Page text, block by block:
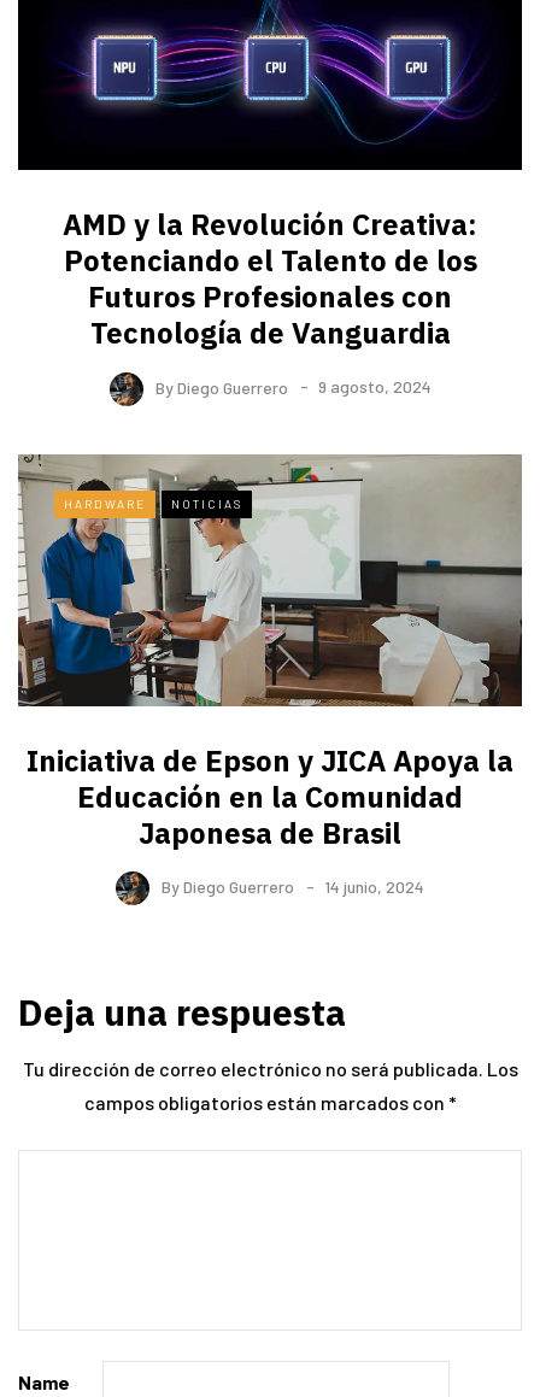
AMD y la Revolución Creativa:
Potenciando el Talento de los
Futuros Profesionales con
Tecnología de Vanguardia
ByDiego Guerrero 9 agosto, 2024
HARDWARE NOTICIAS
Iniciativa de Epson y JICA Apoya la
Educación en la Comunidad
Japonesa de Brasil
ByDiego Guerrero 14 junio, 2024
Deja una respuesta
Tu dirección de correo electrónico no será publicada. Los
campos obligatorios están marcados con *
Name